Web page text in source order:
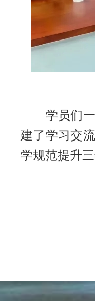
学员们一
建了学习交
学规范提升